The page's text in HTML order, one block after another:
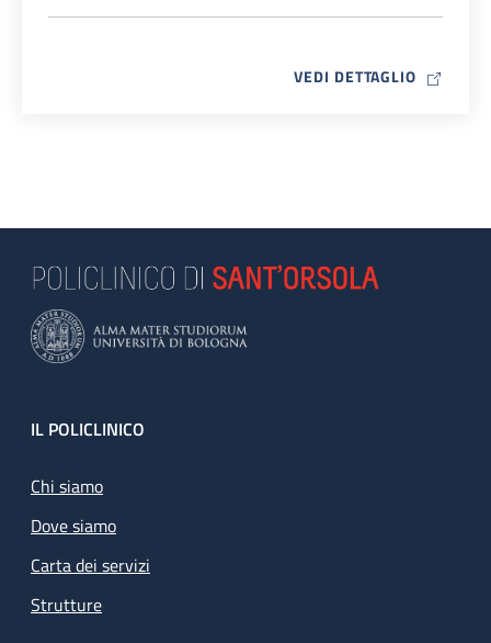
VEDI DETTAGLIO MAP ICON
Footer
IL POLICLINICO
Chi siamo
Dove siamo
Carta dei servizi
Strutture